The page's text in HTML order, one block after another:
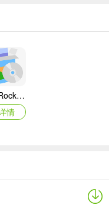
ASRock华擎IMB-A160主板BIOS
情
映泰Hi-Fi H77S 5.x主板BIOS